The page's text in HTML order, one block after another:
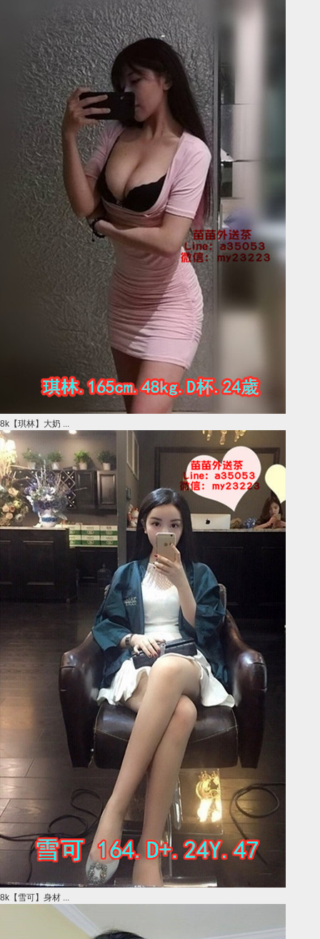
8k【琪林】大奶 ...
8k【雪可】身材 ...